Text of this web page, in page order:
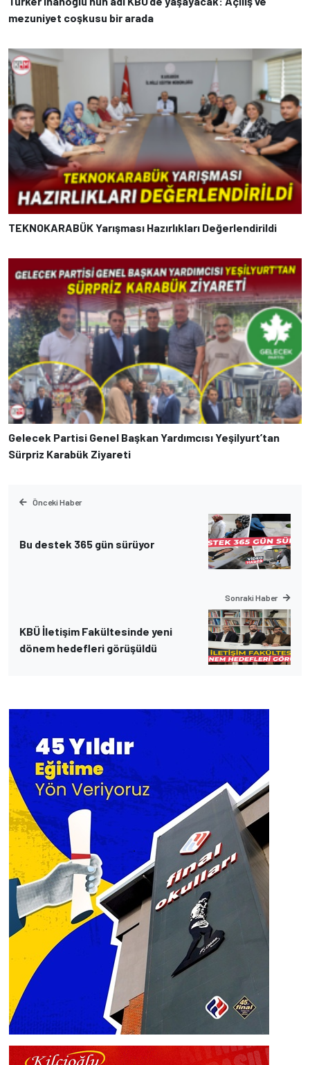
mezuniyet coşkusu bir arada
TEKNOKARABÜK Yarışması Hazırlıkları Değerlendirildi
Gelecek Partisi Genel Başkan Yardımcısı Yeşilyurt’tan
Sürpriz Karabük Ziyareti
Önceki Haber
Bu destek 365 gün sürüyor
Sonraki Haber
KBÜ İletişim Fakültesinde yeni
dönem hedefleri görüşüldü